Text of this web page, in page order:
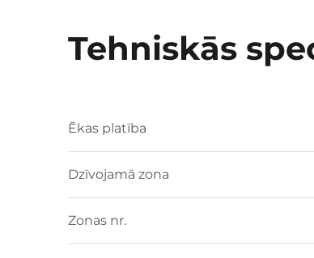
Tehniskās
Ēkas platība
Dzīvojamā zona
Zonas nr.